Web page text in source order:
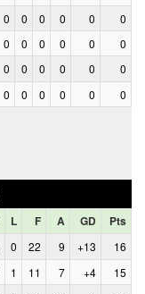
0 0 0 0 0
0
0 0 0 0 0 0
0 0 0 0 0
0
0 0 0 0 0 0
L F A GD Pts
0 22 9 +13
16
1 11 7 +4
15